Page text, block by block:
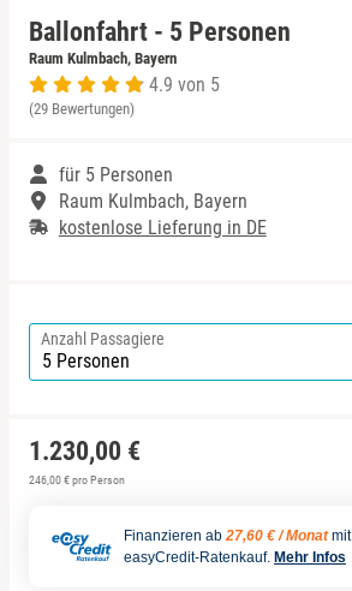
Ballonfahrt - 5 Personen
Raum Kulmbach, Bayern
4.9 von 5
(29 Bewertungen)
für 5 Personen
Raum Kulmbach, Bayern
kostenlose Lieferung in DE
Anzahl Passagiere
1.230,00 €
246,00 € pro Person
Finanzieren ab 27,60 € / Monat mit
easyCredit-Ratenkauf. Mehr Infos
Niedersachsen
NRW
Rheinland-Pfalz
Saarland
Sachsen-Anhalt
Thüringen
Harz
Mecklenburgische Seenplatte
Niederrhein
Nordsee
Ostsee
Ruhrgebiet
Sächsische Schweiz